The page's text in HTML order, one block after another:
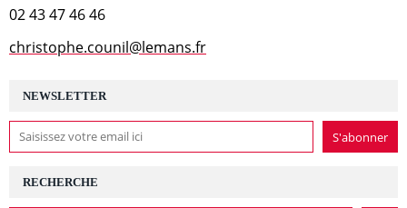
NEWSLETTER
RECHERCHE
02 43 47 46 46
christophe.counil@lemans.fr